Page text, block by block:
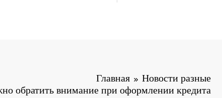
Главная
Новости разные
обратить внимание при оформлении кредита